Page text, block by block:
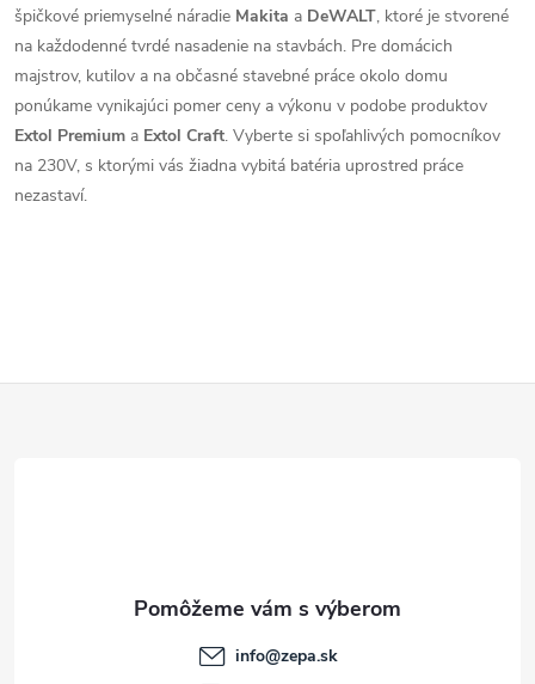
špičkové priemyselné náradie Makita a DeWALT, ktoré je stvorené
na každodenné tvrdé nasadenie na stavbách. Pre domácich
majstrov, kutilov a na občasné stavebné práce okolo domu
ponúkame vynikajúci pomer ceny a výkonu v podobe produktov
Extol Premium a Extol Craft. Vyberte si spoľahlivých pomocníkov
na 230V, s ktorými vás žiadna vybitá batéria uprostred práce
nezastaví.
info@zepa.sk